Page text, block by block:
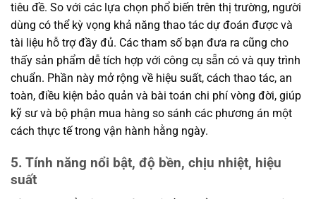
tiêu đề. So với các lựa chọn phổ biến trên thị trường, người
dùng có thể kỳ vọng khả năng thao tác dự đoán được và
tài liệu hỗ trợ đầy đủ. Các tham số bạn đưa ra cũng cho
thấy sản phẩm dễ tích hợp với công cụ sẵn có và quy trình
chuẩn. Phần này mở rộng về hiệu suất, cách thao tác, an
toàn, điều kiện bảo quản và bài toán chi phí vòng đời, giúp
kỹ sư và bộ phận mua hàng so sánh các phương án một
cách thực tế trong vận hành hằng ngày.
5. Tính năng nổi bật, độ bền, chịu nhiệt, hiệu
suất